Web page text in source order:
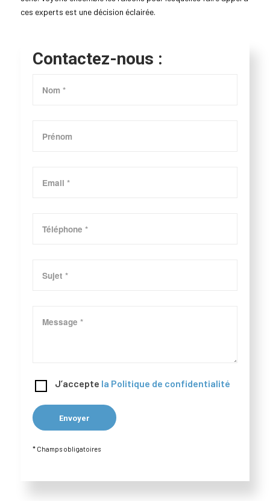
ces experts est une décision éclairée.
Contactez-nous :
J’accepte la Politique de confidentialité
* Champs obligatoires